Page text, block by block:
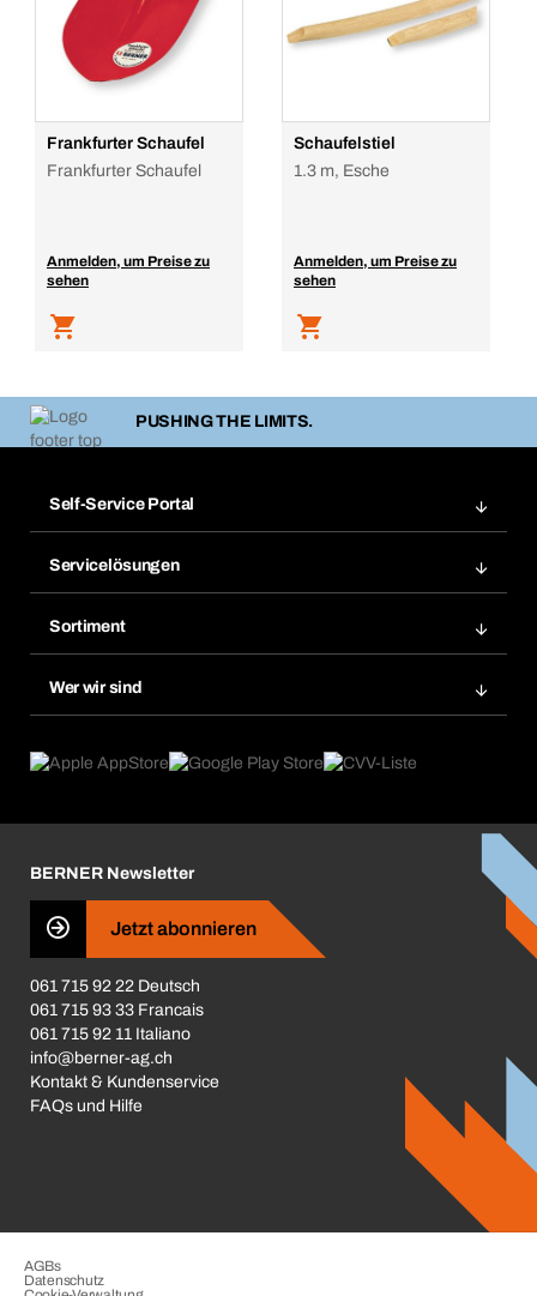
Frankfurter Schaufel
Frankfurter Schaufel
Anmelden, um Preise zu
sehen
Schaufelstiel
1.3 m, Esche
Anmelden, um Preise zu
sehen
PUSHING THE LIMITS.
Self-Service Portal
Merklisten
Nachbestellung
Dauerauftrag
Servicelösungen
Gefahrenstoffdatenbank
eProcurement
Produktfinder
Sortiment
Wer wir sind
Was uns antreibt
Business Conduct
BERNER Newsletter
Jetzt abonnieren
061 715 92 22 Deutsch
061 715 93 33 Francais
061 715 92 11 Italiano
info@berner-ag.ch
Kontakt & Kundenservice
FAQs und Hilfe
AGBs
Datenschutz